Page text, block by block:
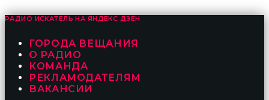
РАДИО ИСКАТЕЛЬ НА ЯНДЕКС ДЗЕН
ГОРОДА ВЕЩАНИЯ
О РАДИО
КОМАНДА
РЕКЛАМОДАТЕЛЯМ
ВАКАНСИИ